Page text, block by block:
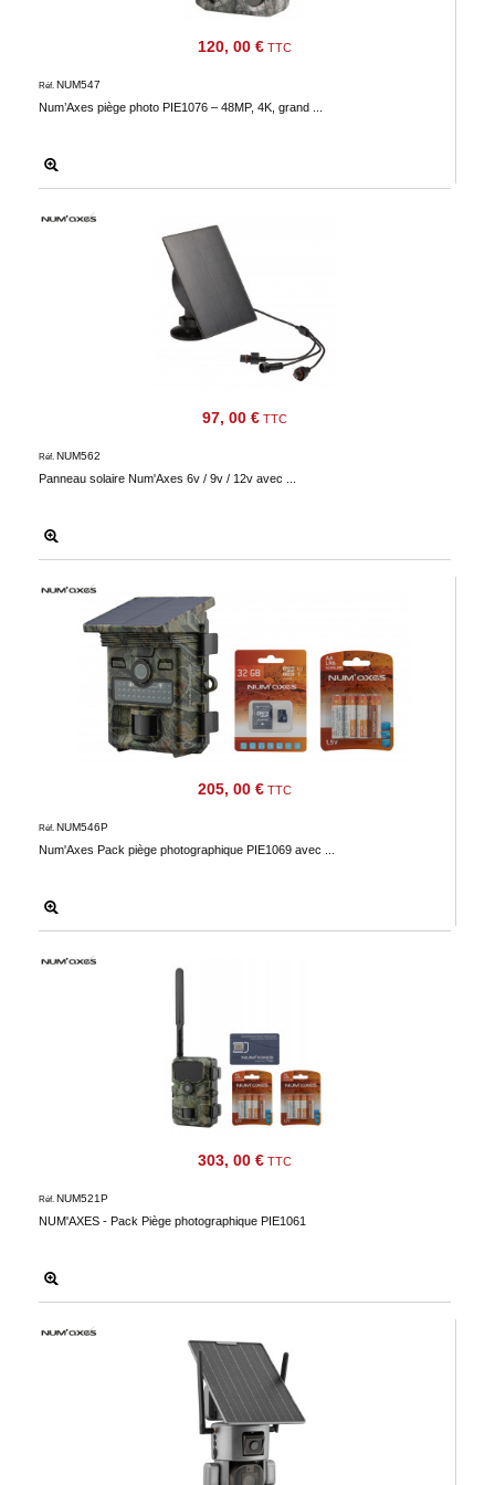
après
vente
Nous
contacter
120, 00 € TTC
Num’Axes piège photo PIE1076 – 48MP, 4K, grand ...
Réf. NUM547
97, 00 € TTC
Panneau solaire Num'Axes 6v / 9v / 12v avec ...
Réf. NUM562
205, 00 € TTC
Num'Axes Pack piège photographique PIE1069 avec ...
Réf. NUM546P
303, 00 € TTC
NUM'AXES - Pack Piège photographique PIE1061
Réf. NUM521P